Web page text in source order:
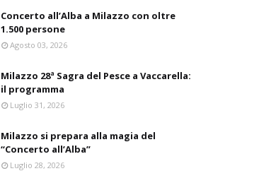
Concerto all’Alba a Milazzo con oltre
1.500 persone
Agosto 03, 2026
Milazzo 28ª Sagra del Pesce a Vaccarella:
il programma
Luglio 31, 2026
Milazzo si prepara alla magia del
“Concerto all’Alba”
Luglio 28, 2026